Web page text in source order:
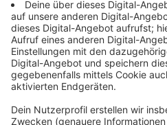
Infektion sicherheitshalber
Einige erste Bundesländer
ja inzwischen schon ganz
findet es aber gut, dass NRW
zwar etwas lockert, aber
gerade jetzt in der kalten
Infektionsgefahr besonders